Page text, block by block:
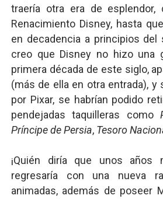
traería otra era de esplendor,
Renacimiento Disney, hasta
en decadencia a principios del
creo que Disney no hizo una
primera década de este siglo,
(más de ella en otra entrada), y
por Pixar, se habrían podido
pendejadas taquilleras como
Príncipe de Persia, Tesoro
¡Quién diría que unos años
regresaría con una nueva
animadas, además de poseer